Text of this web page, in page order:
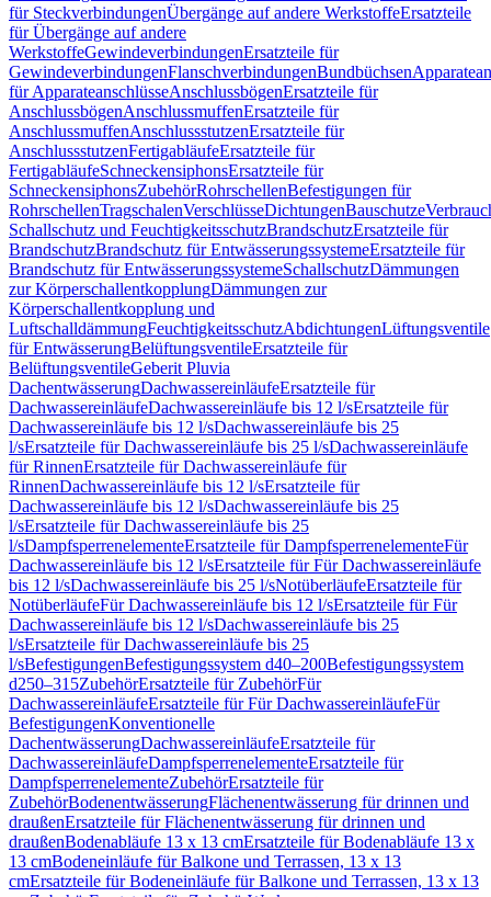
für SteckverbindungenÜbergänge auf andere WerkstoffeErsatzteile
für Übergänge auf andere
WerkstoffeGewindeverbindungenErsatzteile für
GewindeverbindungenFlanschverbindungenBundbüchsen
für ApparateanschlüsseAnschlussbögenErsatzteile für
AnschlussbögenAnschlussmuffenErsatzteile für
AnschlussmuffenAnschlussstutzenErsatzteile für
AnschlussstutzenFertigabläufeErsatzteile für
FertigabläufeSchneckensiphonsErsatzteile für
SchneckensiphonsZubehörRohrschellenBefestigungen für
RohrschellenTragschalenVerschlüsseDichtungenBauschutze
Schallschutz und FeuchtigkeitsschutzBrandschutzErsatzteile für
BrandschutzBrandschutz für EntwässerungssystemeErsatzteile für
Brandschutz für EntwässerungssystemeSchallschutzDämmungen
zur KörperschallentkopplungDämmungen zur
Körperschallentkopplung und
LuftschalldämmungFeuchtigkeitsschutzAbdichtungenLüftungsventile
für EntwässerungBelüftungsventileErsatzteile für
BelüftungsventileGeberit Pluvia
DachentwässerungDachwassereinläufeErsatzteile für
DachwassereinläufeDachwassereinläufe bis 12 l/sErsatzteile für
Dachwassereinläufe bis 12 l/sDachwassereinläufe bis 25
l/sErsatzteile für Dachwassereinläufe bis 25 l/sDachwassereinläufe
für RinnenErsatzteile für Dachwassereinläufe für
RinnenDachwassereinläufe bis 12 l/sErsatzteile für
Dachwassereinläufe bis 12 l/sDachwassereinläufe bis 25
l/sErsatzteile für Dachwassereinläufe bis 25
l/sDampfsperrenelementeErsatzteile für DampfsperrenelementeFür
Dachwassereinläufe bis 12 l/sErsatzteile für Für Dachwassereinläufe
bis 12 l/sDachwassereinläufe bis 25 l/sNotüberläufeErsatzteile für
NotüberläufeFür Dachwassereinläufe bis 12 l/sErsatzteile für Für
Dachwassereinläufe bis 12 l/sDachwassereinläufe bis 25
l/sErsatzteile für Dachwassereinläufe bis 25
l/sBefestigungenBefestigungssystem d40–200Befestigungssystem
d250–315ZubehörErsatzteile für ZubehörFür
DachwassereinläufeErsatzteile für Für DachwassereinläufeFür
BefestigungenKonventionelle
DachentwässerungDachwassereinläufeErsatzteile für
DachwassereinläufeDampfsperrenelementeErsatzteile für
DampfsperrenelementeZubehörErsatzteile für
ZubehörBodenentwässerungFlächenentwässerung für drinnen und
draußenErsatzteile für Flächenentwässerung für drinnen und
draußenBodenabläufe 13 x 13 cmErsatzteile für Bodenabläufe 13 x
13 cmBodeneinläufe für Balkone und Terrassen, 13 x 13
cmErsatzteile für Bodeneinläufe für Balkone und Terrassen, 13 x 13